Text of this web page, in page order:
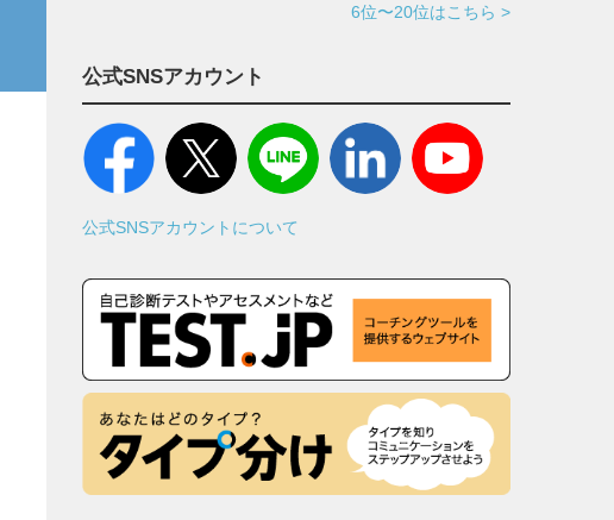
6位〜20位はこちら >
公式SNSアカウント
公式SNSアカウントについて